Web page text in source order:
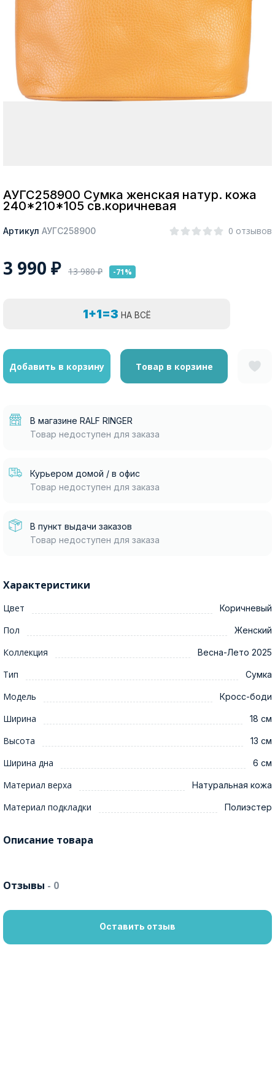
Москва
АУГС258900 Сумка женская натур. кожа
240*210*105 св.коричневая
Артикул АУГС258900 0 отзывов
3 990 ₽ 13 980₽ -71%
1+1=3 НА ВСЁ
Добавить в корзину Товар в корзине
В магазине RALF RINGER
Товар недоступен для заказа
Курьером домой / в офис
Товар недоступен для заказа
В пункт выдачи заказов
Товар недоступен для заказа
Характеристики
Цвет Коричневый
Пол Женский
Коллекция Весна-Лето 2025
Тип Сумка
Модель Кросс-боди
Ширина 18 см
Высота 13 см
Ширина дна 6 см
Материал верха Натуральная кожа
Материал подкладки Полиэстер
Описание товара
Отзывы - 0
Оставить отзыв